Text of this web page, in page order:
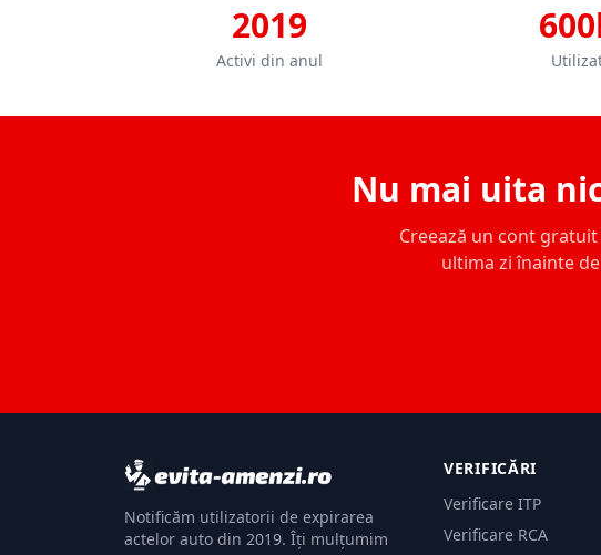
2019
Activi din anul
Nu mai uita
Creează un cont
ultima zi înainte de
Notificăm utilizatorii de expirarea
actelor auto din 2019. Îți mulțumim
VERIFICĂRI
Verificare ITP
Verificare RCA